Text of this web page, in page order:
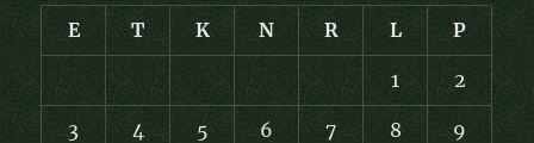
E T K N R L P
1 2
3 4 5 6 7 8 9